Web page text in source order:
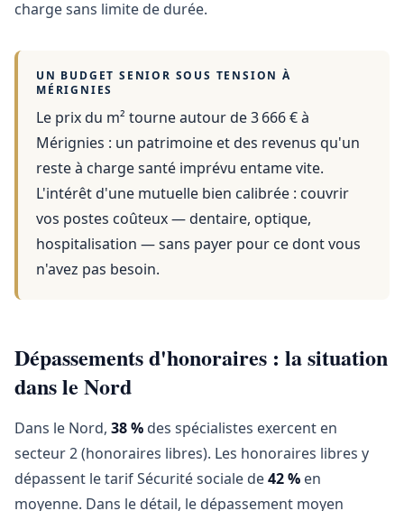
charge sans limite de durée.
UN BUDGET SENIOR SOUS TENSION À
MÉRIGNIES
Le prix du m² tourne autour de 3 666 €à
Mérignies : un patrimoine et des revenus qu'un
reste à charge santé imprévu entame vite.
L'intérêt d'une mutuelle bien calibrée : couvrir
vos postes coûteux — dentaire, optique,
hospitalisation — sans payer pour ce dont vous
n'avez pas besoin.
Dépassements d'honoraires : la situation
dans le Nord
Dans le Nord, 38 % des spécialistes exercent en
secteur 2 (honoraires libres). Les honoraires libres y
dépassent le tarif Sécurité sociale de42 % en
moyenne. Dans le détail, le dépassement moyen